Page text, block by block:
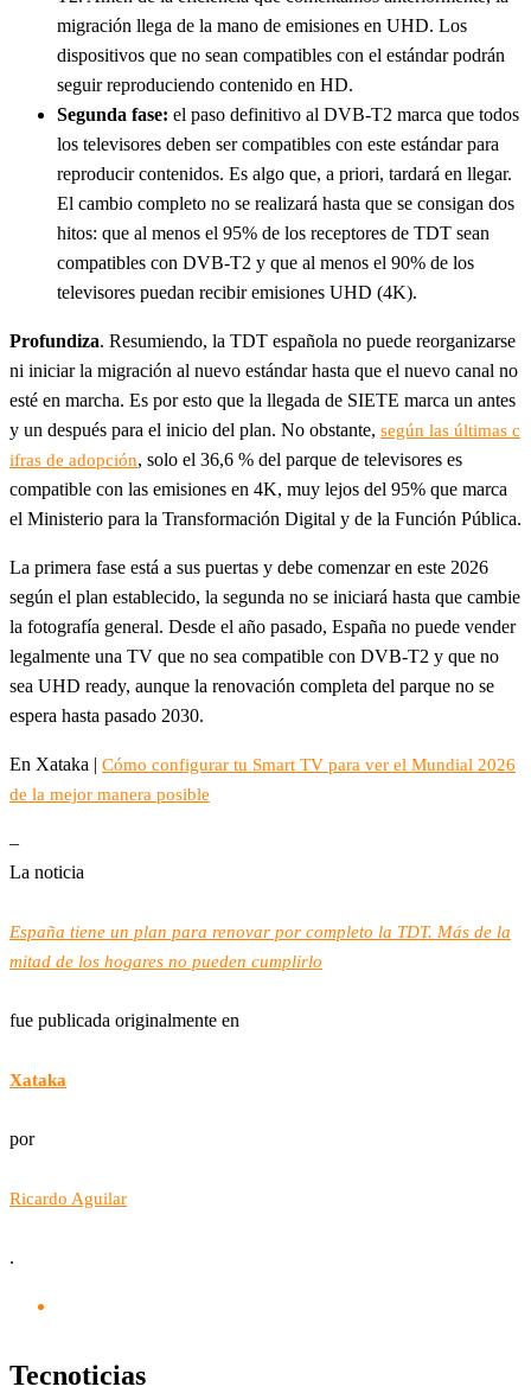
migración llega de la mano de emisiones en UHD. Los
dispositivos que no sean compatibles con el estándar podrán
seguir reproduciendo contenido en HD.
Segunda fase: el paso definitivo al DVB-T2 marca que todos
los televisores deben ser compatibles con este estándar para
reproducir contenidos. Es algo que, a priori, tardará en llegar.
El cambio completo no se realizará hasta que se consigan dos
hitos: que al menos el 95% de los receptores de TDT sean
compatibles con DVB-T2 y que al menos el 90% de los
televisores puedan recibir emisiones UHD (4K).
Profundiza. Resumiendo, la TDT española no puede reorganizarse
ni iniciar la migración al nuevo estándar hasta que el nuevo canal no
esté en marcha. Es por esto que la llegada de SIETE marca un antes
y un después para el inicio del plan. No obstante, según las últimas c
ifras de adopción, solo el 36,6 % del parque de televisores es
compatible con las emisiones en 4K, muy lejos del 95% que marca
el Ministerio para la Transformación Digital y de la Función Pública.
La primera fase está a sus puertas y debe comenzar en este 2026
según el plan establecido, la segunda no se iniciará hasta que cambie
la fotografía general. Desde el año pasado, España no puede vender
legalmente una TV que no sea compatible con DVB-T2 y que no
sea UHD ready, aunque la renovación completa del parque no se
espera hasta pasado 2030.
En Xataka | Cómo configurar tu Smart TV para ver el Mundial 2026
de la mejor manera posible
–
La noticia
España tiene un plan para renovar por completo la TDT. Más de la
mitad de los hogares no pueden cumplirlo
fue publicada originalmente en
Xataka
por
Ricardo Aguilar
.
Tecnoticias